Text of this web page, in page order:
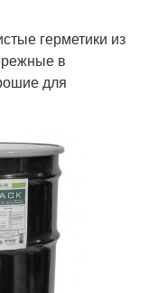
герметики из
в
для